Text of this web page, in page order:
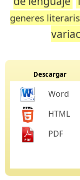
generes
Descargar
Word
HTML
PDF